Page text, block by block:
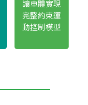
讓車體實現
完整約束運
動控制模型